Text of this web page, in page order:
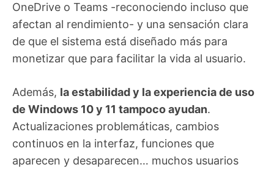
OneDrive o Teams -reconociendo incluso que
afectan al rendimiento- y una sensación clara
de que el sistema está diseñado más para
monetizar que para facilitar la vida al usuario.
Además, la estabilidad y la experiencia de uso
de Windows 10 y 11 tampoco ayudan.
Actualizaciones problemáticas, cambios
continuos en la interfaz, funciones que
aparecen y desaparecen… muchos usuarios